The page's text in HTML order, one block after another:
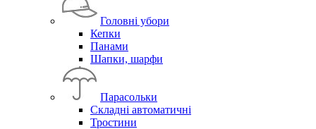
Головні убори
Кепки
Панами
Шапки, шарфи
Парасольки
Складні автоматичні
Тростини